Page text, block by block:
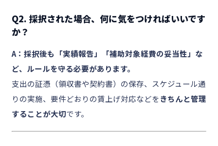
Q2. 採択された場合、何に気をつければいいです
か？
A：採択後も「実績報告」「補助対象経費の妥当性」な
ど、ルールを守る必要があります。
支出の証憑（領収書や契約書）の保存、スケジュール通
りの実施、要件どおりの賃上げ対応などをきちんと管理
することが大切です。